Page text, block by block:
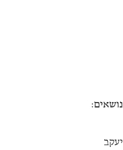
נושאים:
יעקב